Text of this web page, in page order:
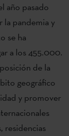
año pasado
la pandemia y
se ha
a los 455.000.
de la
geográfico
y promover
residencias